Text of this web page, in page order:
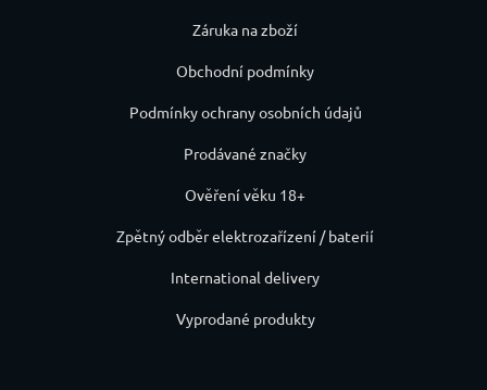
Záruka na zboží
Obchodní podmínky
Podmínky ochrany osobních údajů
Prodávané značky
Ověření věku 18+
Zpětný odběr elektrozařízení / baterií
International delivery
Vyprodané produkty